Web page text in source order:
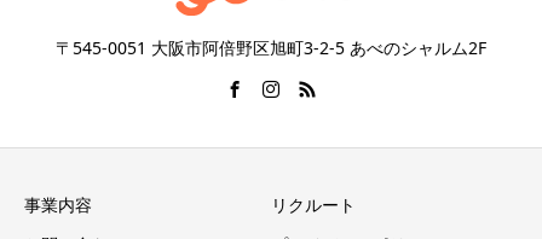
〒545-0051 大阪市阿倍野区旭町3-2-5 あべのシャルム2F
事業内容
リクルート